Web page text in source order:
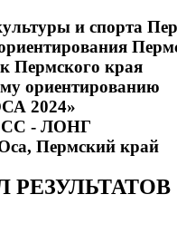
и спорта
Пермского края
ориентированию
2024»
- ЛОНГ
Пермский край
РЕЗУЛЬТАТОВ